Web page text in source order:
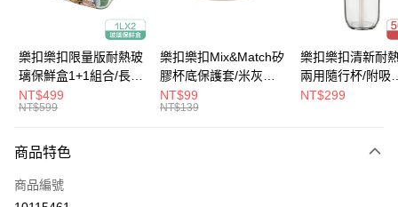
Google Pay
大哥付你分期
相關說明
2.付款方式選擇「大哥付你分期」，訂單成立後會自動跳轉到大哥付的交易
成交易。
3.實際核准額度、可分期數及費用金額請依後續交易確認頁面所載為準。
運送方式
樂扣樂扣限量版耐熱玻
璃保鮮盒1+1組合/長方
形/1L(LLG445KKSP2-
01)
NT$499
NT$599
樂扣樂扣Mix&Match矽
膠杯底保護套/米灰
(BOTTOM-
LHC4343BEG)
NT$99
NT$139
樂扣樂扣清新耐
兩用隨行杯/附吸
管/500ml/粉
NT$299
商品特色
商品編號